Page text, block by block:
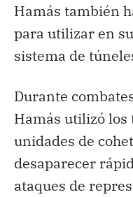
Hamás también
para utilizar en
sistema de
Durante
Hamás utilizó los
unidades de
desaparecer
ataques de